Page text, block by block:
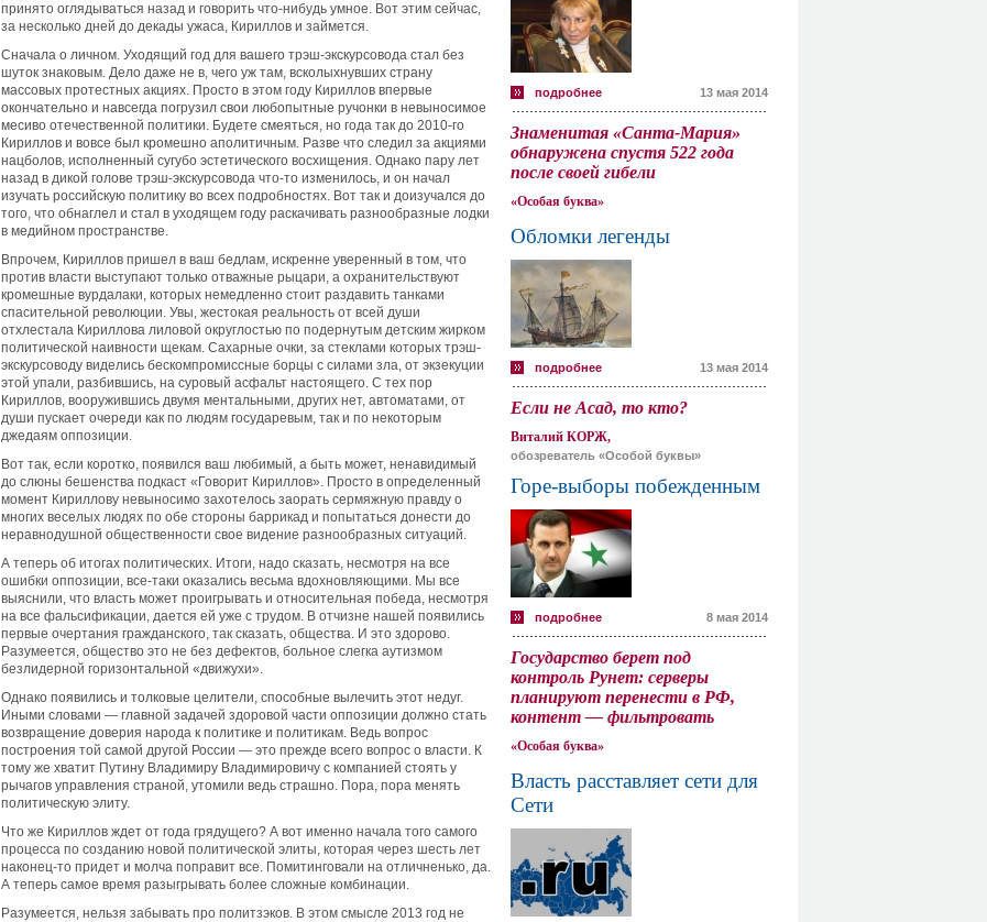
принято оглядываться назад и говорить что-нибудь умное. Вот этим сейчас,
за несколько дней до декады ужаса, Кириллов и займется.
Сначала о личном. Уходящий год для вашего трэш-экскурсовода стал без
шуток знаковым. Дело даже не в, чего уж там, всколыхнувших страну
массовых протестных акциях. Просто в этом году Кириллов впервые
окончательно и навсегда погрузил свои любопытные ручонки в невыносимое
месиво отечественной политики. Будете смеяться, но года так до 2010-го
Кириллов и вовсе был кромешно аполитичным. Разве что следил за акциями
нацболов, исполненный сугубо эстетического восхищения. Однако пару лет
назад в дикой голове трэш-экскурсовода что-то изменилось, и он начал
изучать российскую политику во всех подробностях. Вот так и доизучался до
того, что обнаглел и стал в уходящем году раскачивать разнообразные лодки
в медийном пространстве.
Впрочем, Кириллов пришел в ваш бедлам, искренне уверенный в том, что
против власти выступают только отважные рыцари, а охранительствуют
кромешные вурдалаки, которых немедленно стоит раздавить танками
спасительной революции. Увы, жестокая реальность от всей души
отхлестала Кириллова лиловой округлостью по подернутым детским жирком
политической наивности щекам. Сахарные очки, за стеклами которых трэш-
экскурсоводу виделись бескомпромиссные борцы с силами зла, от экзекуции
этой упали, разбившись, на суровый асфальт настоящего. С тех пор
Кириллов, вооружившись двумя ментальными, других нет, автоматами, от
души пускает очереди как по людям государевым, так и по некоторым
джедаям оппозиции.
Вот так, если коротко, появился ваш любимый, а быть может, ненавидимый
до слюны бешенства подкаст «Говорит Кириллов». Просто в определенный
момент Кириллову невыносимо захотелось заорать сермяжную правду о
многих веселых людях по обе стороны баррикад и попытаться донести до
неравнодушной общественности свое видение разнообразных ситуаций.
А теперь об итогах политических. Итоги, надо сказать, несмотря на все
ошибки оппозиции, все-таки оказались весьма вдохновляющими. Мы все
выяснили, что власть может проигрывать и относительная победа, несмотря
на все фальсификации, дается ей уже с трудом. В отчизне нашей появились
первые очертания гражданского, так сказать, общества. И это здорово.
Разумеется, общество это не без дефектов, больное слегка аутизмом
безлидерной горизонтальной «движухи».
Однако появились и толковые целители, способные вылечить этот недуг.
Иными словами — главной задачей здоровой части оппозиции должно стать
возвращение доверия народа к политике и политикам. Ведь вопрос
построения той самой другой России — это прежде всего вопрос о власти. К
тому же хватит Путину Владимиру Владимировичу с компанией стоять у
рычагов управления страной, утомили ведь страшно. Пора, пора менять
политическую элиту.
Что же Кириллов ждет от года грядущего? А вот именно начала того самого
процесса по созданию новой политической элиты, которая через шесть лет
наконец-то придет и молча поправит все. Помитинговали на отличненько, да.
А теперь самое время разыгрывать более сложные комбинации.
Разумеется, нельзя забывать про политзэков. В этом смысле 2013 год не
подробнее 13 мая 2014
Знаменитая «Санта-Мария»
обнаружена спустя 522 года
после своей гибели
«Особая буква»
Обломки легенды
подробнее 13 мая 2014
Если не Асад, то кто?
Виталий КОРЖ,
обозреватель «Особой буквы»
Горе-выборы побежденным
подробнее 8 мая 2014
Государство берет под
контроль Рунет: серверы
планируют перенести в РФ,
контент — фильтровать
«Особая буква»
Власть расставляет сети для
Сети